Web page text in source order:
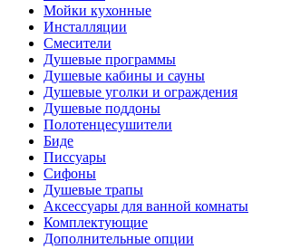
Мойки кухонные
Инсталляции
Смесители
Душевые программы
Душевые кабины и сауны
Душевые уголки и ограждения
Душевые поддоны
Полотенцесушители
Биде
Писсуары
Сифоны
Душевые трапы
Аксессуары для ванной комнаты
Комплектующие
Дополнительные опции